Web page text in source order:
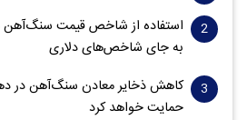
استفاده از شاخص قیمت سنگ‌آهن
به جای شاخص‌های دلاری
کاهش ذخایر معادن سنگ‌آهن در دهه
حمایت خواهد کرد